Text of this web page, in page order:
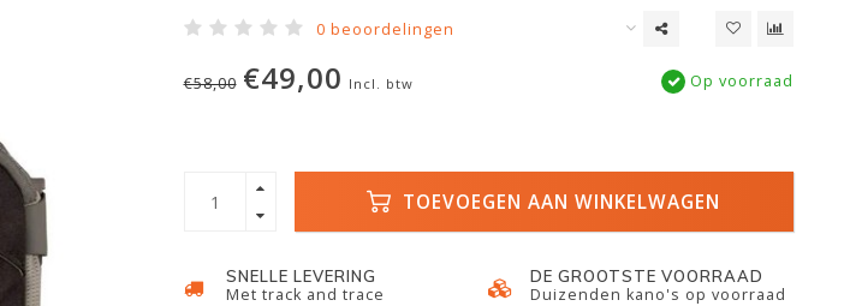
0 beoordelingen
€58,00 €49,00 Incl. btw Op voorraad
TOEVOEGEN AAN WINKELWAGEN
SNELLE LEVERING
Met track and trace
DE GROOTSTE VOORRAAD
Duizenden kano's op voorraad